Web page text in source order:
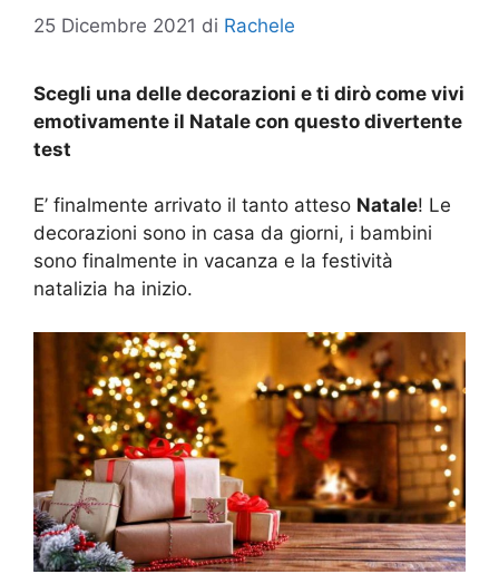
25 Dicembre 2021 di Rachele
Scegli una delle decorazioni e ti dirò come vivi
emotivamente il Natale con questo divertente
test
E’ finalmente arrivato il tanto atteso Natale! Le
decorazioni sono in casa da giorni, i bambini
sono finalmente in vacanza e la festività
natalizia ha inizio.